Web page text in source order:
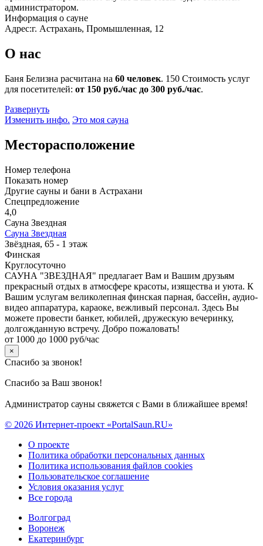
администратором.
Информация о сауне
Адрес:г. Астрахань, Промышленная, 12
О нас
Баня Белизна расчитана на 60 человек. 150 Стоимость услуг
для посетителей: от 150 руб./час до 300 руб./час.
Развернуть
Изменить инфо. Это моя сауна
Месторасположение
Номер телефона
Показать номер
Другие сауны и бани в Астрахани
Спецпредложение
4,0
Сауна Звездная
Сауна Звездная
Звёздная, 65 - 1 этаж
Финская
Круглосуточно
САУНА "ЗВЕЗДНАЯ" предлагает Вам и Вашим друзьям
прекрасный отдых в атмосфере красоты, изящества и уюта. К
Вашим услугам великолепная финская парная, бассейн, аудио-
видео аппаратура, караоке, вежливый персонал. Здесь Вы
можете провести банкет, юбилей, дружескую вечеринку,
долгожданную встречу. Добро пожаловать!
от 1000 до 1000 руб/час
×
Спасибо за звонок!
Спасибо за Ваш звонок!
Администратор сауны свяжется с Вами в ближайшее время!
© 2026 Интернет-проект «PortalSaun.RU»
О проекте
Политика обработки персональных данных
Политика использования файлов cookies
Пользовательское соглашение
Условия оказания услуг
Все города
Волгоград
Воронеж
Екатеринбург